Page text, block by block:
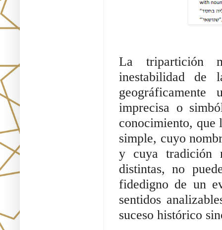
La tripartición
inestabilidad
imprecisa o
conocimiento, que
simple, cuyo
y cuya tradición
distintas, no
fidedigno de un
sentidos
suceso histórico